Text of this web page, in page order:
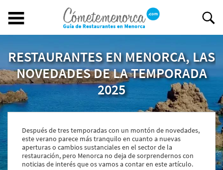
Buscar restaurante
BUSCAR RESTAURANTE
EXPERIENCIAS GASTRONÓMICAS
Abiertos
Por Localización
Por Tipo de Cocina
Por Precio
RESTAURANTES EN MENORCA, LAS
NOVEDADES DE LA TEMPORADA
2025
Después de tres temporadas con un montón de novedades,
este verano parece más tranquilo en cuanto a nuevas
aperturas o cambios sustanciales en el sector de la
restauración, pero Menorca no deja de sorprendernos con
noticias de interés que os vamos a contar en este artículo.